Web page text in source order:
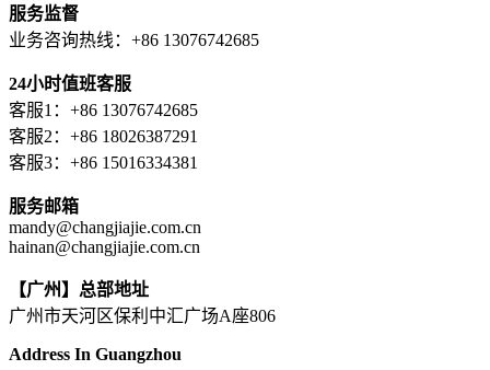
服务监督
业务咨询热线：+86 13076742685
24小时值班客服
客服1：+86 13076742685
客服2：+86 18026387291
客服3：+86 15016334381
服务邮箱
mandy@changjiajie.com.cn
hainan@changjiajie.com.cn
【广州】总部地址
广州市天河区保利中汇广场A座806
Address In Guangzhou